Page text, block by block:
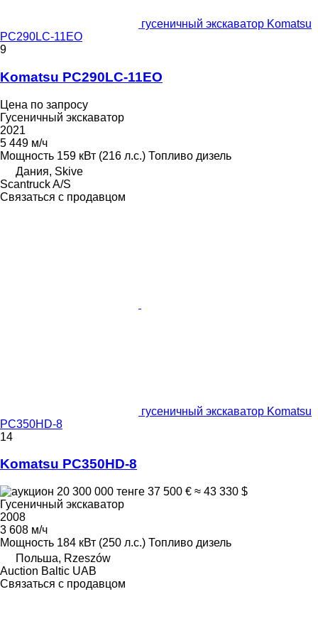
гусеничный экскаватор Komatsu
PC290LC-11EO
9
Komatsu PC290LC-11EO
Цена по запросу
Гусеничный экскаватор
2021
5 449 м/ч
Мощность 159 кВт (216 л.с.) Топливо дизель
Дания, Skive
Scantruck A/S
Связаться с продавцом
гусеничный экскаватор Komatsu
PC350HD-8
14
Komatsu PC350HD-8
20 300 000 тенге 37 500 € ≈ 43 330 $
Гусеничный экскаватор
2008
3 608 м/ч
Мощность 184 кВт (250 л.с.) Топливо дизель
Польша, Rzeszów
Auction Baltic UAB
Связаться с продавцом